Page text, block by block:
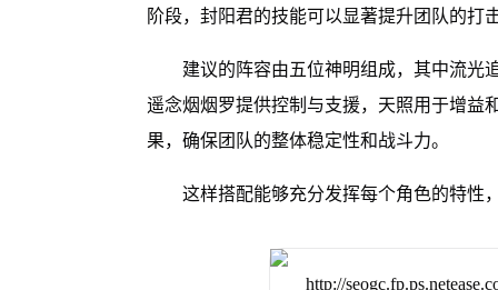
阶段，封阳君的技能可以显著提升团队的打
建议的阵容由五位神明组成，其中流光
遥念烟烟罗提供控制与支援，天照用于增益
果，确保团队的整体稳定性和战斗力。
这样搭配能够充分发挥每个角色的特性